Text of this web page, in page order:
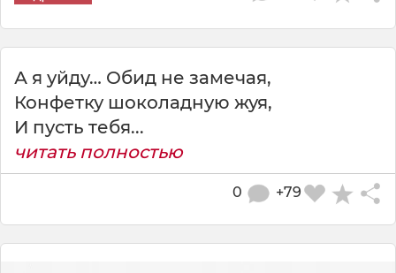
А я уйду… Обид не замечая,
Конфетку шоколадную жуя,
И пусть тебя...
читать полностью
+79
0